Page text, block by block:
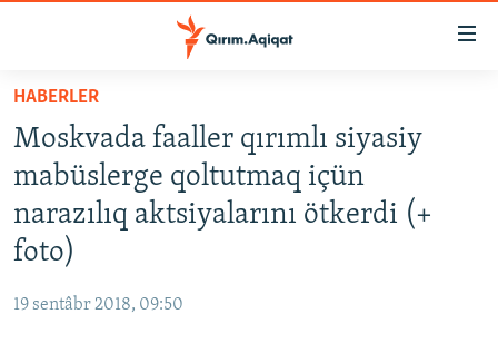
Esas
qaytmaq
Baş
navigatsiyağa
qaytmaq
Qıdıruvğa
HABERLER
SİYASET
İQTİSADİYAT
CEMİYET
İNSAN AQLARI
HABERLER
Moskvada faaller qırımlı siyasiy
mabüslerge qoltutmaq içün
narazılıq aktsiyalarını ötkerdi (+
foto)
19 sentâbr 2018, 09:50